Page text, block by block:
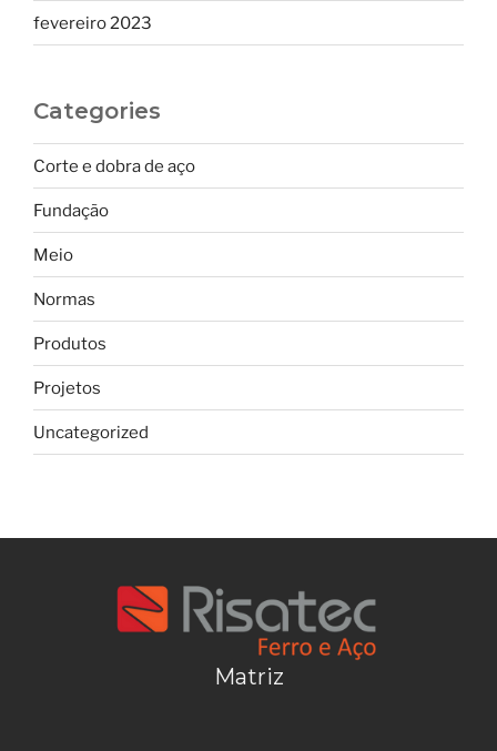
fevereiro 2023
Categories
Corte e dobra de aço
Fundação
Meio
Normas
Produtos
Projetos
Uncategorized
Matriz